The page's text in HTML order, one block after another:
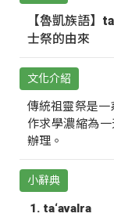
【魯凱族語】
士祭的由來
文化介紹
傳統祖靈祭是
作求學濃縮為
辦理。
小辭典
ta‘avalra